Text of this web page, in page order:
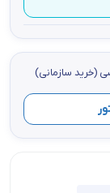
(خرید سازمانی)